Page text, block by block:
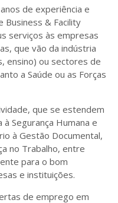
de experiência e
Business & Facility
serviços às empresas
que vão da indústria
ensino) ou sectores de
a Saúde ou as Forças
que se estendem
Segurança Humana e
à Gestão Documental,
no Trabalho, entre
para o bom
e instituições.
de emprego em